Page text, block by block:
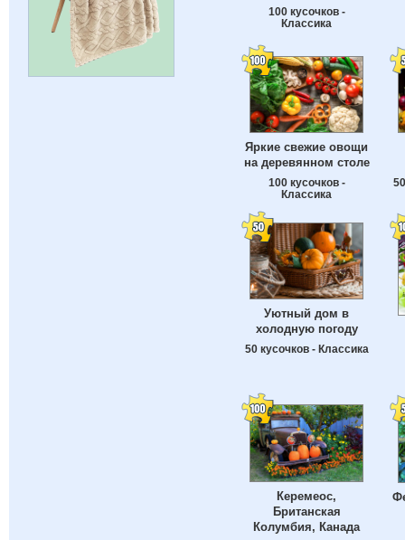
100 кусочков -
Классика
Яркие свежие овощи
на деревянном столе
100 кусочков -
Классика
Уютный дом в
холодную погоду
50 кусочков - Классика
Керемеос,
Британская
Колумбия, Канада